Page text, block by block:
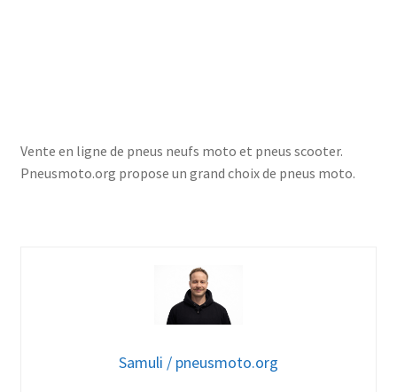
Vente en ligne de pneus neufs moto et pneus scooter.
Pneusmoto.org propose un grand choix de pneus moto.
Samuli / pneusmoto.org